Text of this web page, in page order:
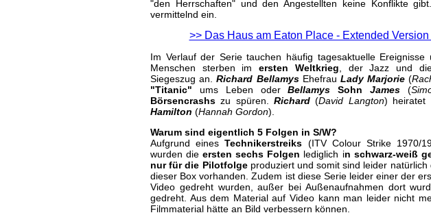
"den Herrschaften" und den Angestellten keine Konflikte
vermittelnd ein.
>> Das Haus am Eaton Place - Extended
Im Verlauf der Serie tauchen häufig tagesaktuelle
Menschen sterben imersten Weltkrieg , der Jazz und
Siegeszug an.Richard BellamysEhefrau Lady Marjorie(
"Titanic" ums Leben oderBellamys SohnJames (
Börsencrashszu spüren.Richard(David Langton) heiratet
Hamilton (Hannah Gordon).
Warum sind eigentlich 5 Folgen in S/W?
Aufgrund einesTechnikerstreiks (ITV Colour Strike 1970/
wurden dieersten sechs Folgen lediglich in schwarz-weiß
nur für die Pilotfolgeproduziert und somit sind leider natürlich
dieser Box vorhanden. Zudem ist diese Serie leider einer der
Video gedreht wurden, außer bei Außenaufnahmen dort
gedreht. Aus dem Material auf Video kann man leider nicht
Filmmaterial hätte an Bild verbessern können.